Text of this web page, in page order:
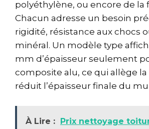
polyéthylène, ou encore de la
Chacun adresse un besoin
rigidité, résistance aux chocs
minéral. Un modèle type
mm d’épaisseur seulement
composite alu, ce qui allège
réduit l’épaisseur finale du
À Lire : Prix nettoyage